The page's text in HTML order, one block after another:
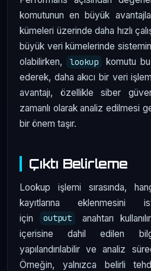
komutunun en büyük
kümeleri üzerinde daha hızlı
büyük veri kümelerinde
olabilirken,
lookup
komutu
ederek, daha akıcı bir veri
avantajı, özellikle siber
zamanlı olarak analiz edilmesi
bir önem taşır.
Çıktı Belirleme
Lookup işlemi sırasında,
kayıtlarına eklenmesini
için
output
anahtarı
içerisine dahil edilen
yapılandırılabilir ve analiz
Örneğin, yalnızca belirli